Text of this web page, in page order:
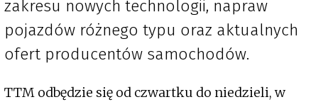
zakresu nowych technologii, napraw
pojazdów różnego typu oraz aktualnych
ofert producentów samochodów.
TTM odbędzie się od czwartku do niedzieli, w